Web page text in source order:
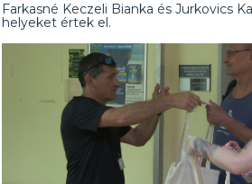
Farkasné Keczeli Bianka és Jurkovics
helyeket értek el.